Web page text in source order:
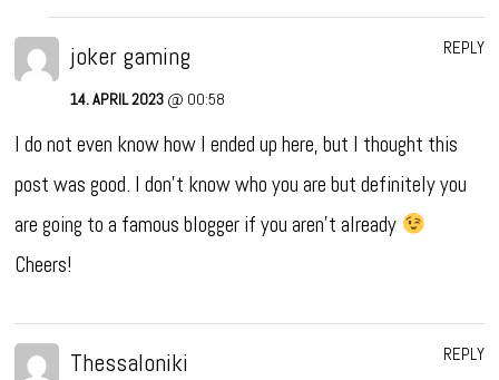
joker gaming
14. APRIL 2023 @ 00:58
I do not even know how I ended up here, but I thought this
post was good. I don’t know who you are but definitely you
are going to a famous blogger if you aren’t already
Cheers!
REPLY
Thessaloniki REPLY